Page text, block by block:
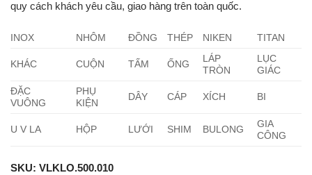
quy cách khách yêu cầu, giao hàng trên toàn quốc.
INOX NHÔM ĐỒNG THÉP NIKEN TITAN
KHÁC CUỘN TẤM ỐNG
LÁP
TRÒN
LỤC
GIÁC
ĐẶC
VUÔNG
PHỤ
KIỆN
DÂY CÁP XÍCH BI
U V LA HỘP LƯỚI SHIM BULONG
GIA
CÔNG
SKU: VLKLO.500.010